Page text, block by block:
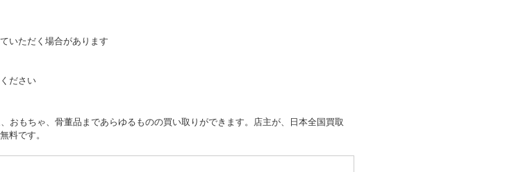
いただく場合があります
ださい
おもちゃ、骨董品まであらゆるものの買い取りができます。店主が、日本全国買取
料です。